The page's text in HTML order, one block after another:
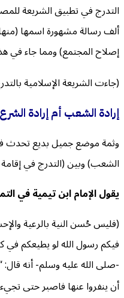
التدرج في تطبيق الشريعة
ألف رسالة مشهورة اسمها
إصلاح المجتمع) ومما جاء في
(جاءت الشريعة الإسلامية
إرادة الشعب أم إرادة
وثمة موضع جميل بديع تحدث
الشعب) وبين (التدرج في
يقول الإمام ابن تيمية في
(فليس حُسن النية بالرعية
فيكم رسول الله لو يطيعكم في
-صلى الله عليه وسلم- أنه قال:
أن ينفروا عنها فاصبر حتى